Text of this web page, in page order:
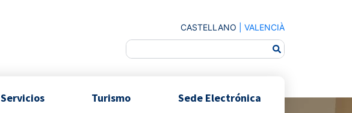
CASTELLANO VALENCIÀ
Servicios Turismo Sede Electrónica